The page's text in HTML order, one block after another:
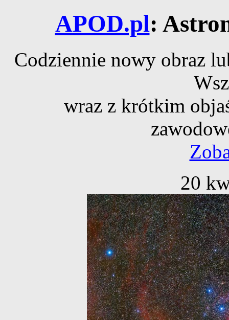
APOD.pl:
Codziennie nowy obraz
wraz z krótkim
20